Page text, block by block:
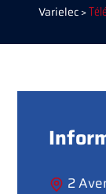
Varielec>
2